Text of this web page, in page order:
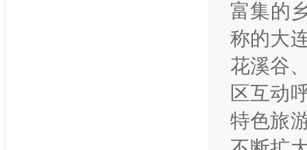
富集的
称的大
花溪谷
区互动
特色旅